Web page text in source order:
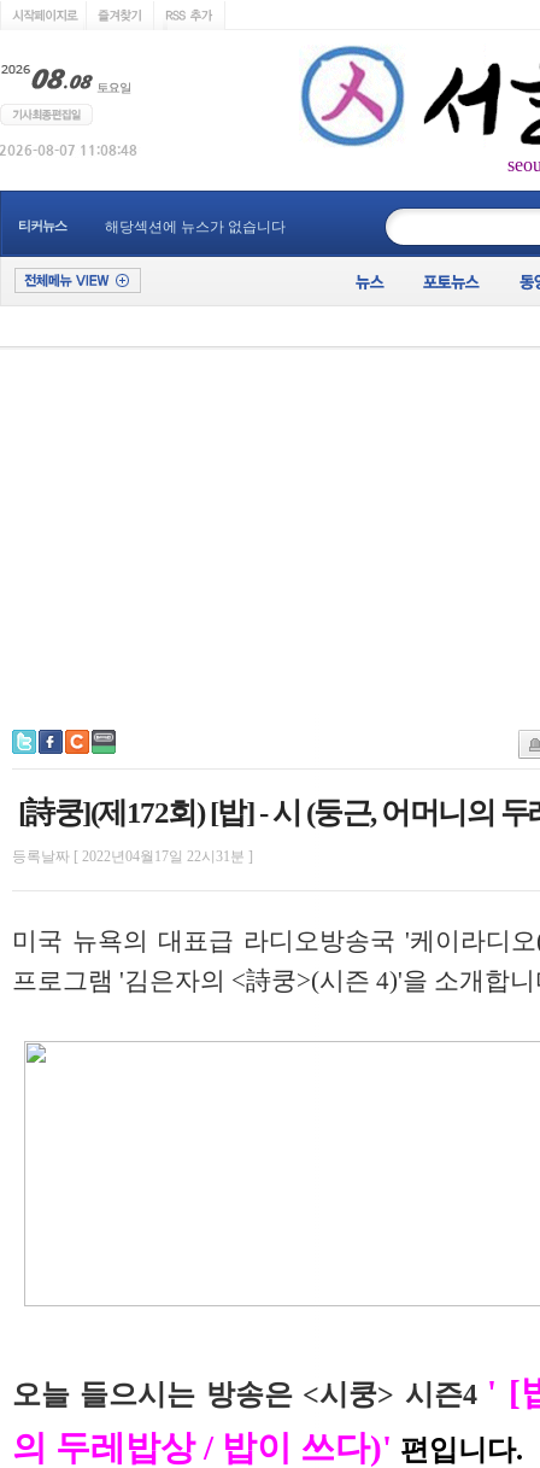
티커뉴스 해당섹션에 뉴스가 없습니다
[詩쿵](제172회) [밥] - 시 (둥근, 어머니의
등록날짜 [ 2022년04월17일 22시31분 ]
미국 뉴욕의 대표급 라디오방송국 '케이라디
프로그램 '김은자의 <詩쿵>(시즌 4)'을 소개합니
오늘 들으시는 방송은 <시쿵> 시즌4 ' [
의 두레밥상 / 밥이 쓰다)' 편입니다.